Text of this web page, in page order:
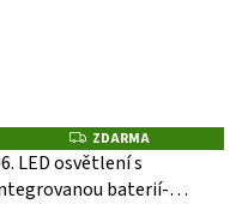
Z
D
A
R
ZDARMA
LED osvětlení s
baterií-